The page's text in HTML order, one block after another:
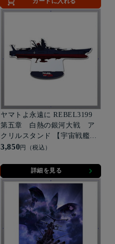
ヤマトよ永遠に REBEL3199
第五章 白熱の銀河大戦 ア
クリルスタンド 【宇宙戦艦ヤ
マト（第３次改装型：参戦章
サイズ）】
3,850円（税込）
詳細を見る